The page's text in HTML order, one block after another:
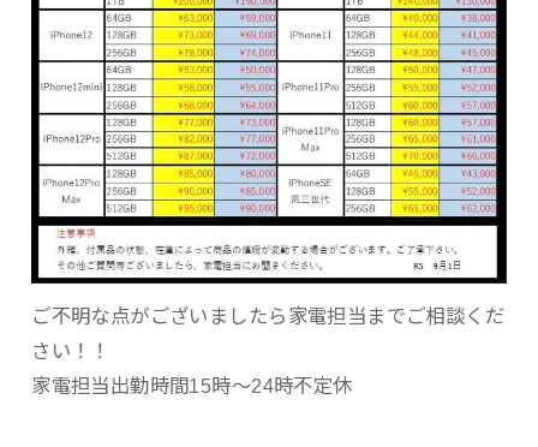
ご不明な点がございましたら家電担当までご相談くだ
さい！！
家電担当出勤時間15時〜24時不定休